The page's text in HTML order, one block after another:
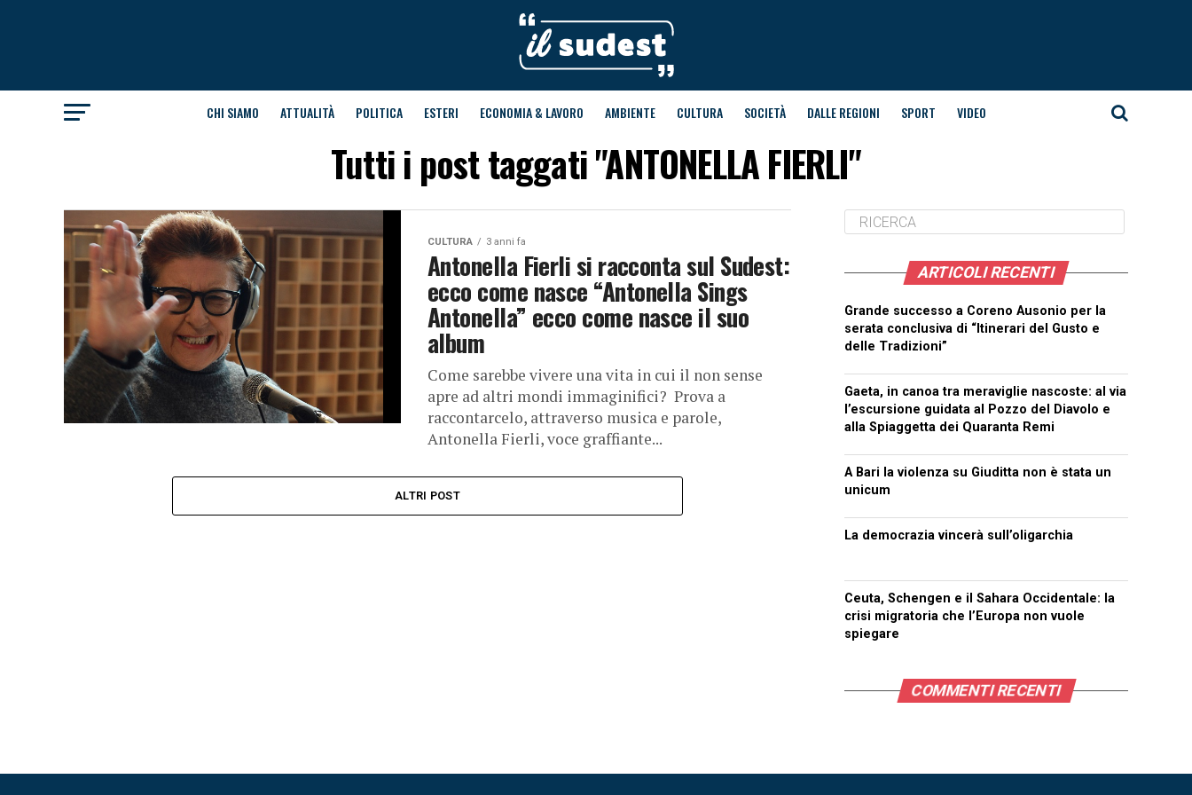
CHI SIAMO ATTUALITÀ POLITICA ESTERI ECONOMIA & LAVORO AMBIENTE CULTURA SOCIETÀ DALLE REGIONI SPORT VIDEO
Tutti i post taggati "ANTONELLA FIERLI"
CULTURA 3 anni fa
Antonella Fierli si racconta sul Sudest:
ecco come nasce “Antonella Sings
Antonella” ecco come nasce il suo
album
Come sarebbe vivere una vita in cui il non sense
apre ad altri mondi immaginifici? Prova a
raccontarcelo, attraverso musica e parole,
Antonella Fierli, voce graffiante...
ALTRI POST
ARTICOLI RECENTI
Grande successo a Coreno Ausonio per la
serata conclusiva di “Itinerari del Gusto e
delle Tradizioni”
Gaeta, in canoa tra meraviglie nascoste: al via
l’escursione guidata al Pozzo del Diavolo e
alla Spiaggetta dei Quaranta Remi
A Bari la violenza su Giuditta non è stata un
unicum
La democrazia vincerà sull’oligarchia
Ceuta, Schengen e il Sahara Occidentale: la
crisi migratoria che l’Europa non vuole
spiegare
COMMENTI RECENTI